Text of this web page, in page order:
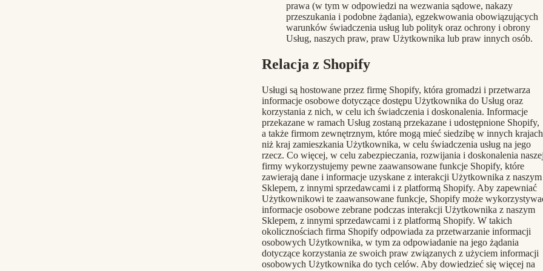
prawa (w tym w odpowiedzi na wezwania sądowe, nakazy
przeszukania i podobne żądania), egzekwowania obowiązujących
warunków świadczenia usług lub polityk oraz ochrony i obrony
Usług, naszych praw, praw Użytkownika lub praw innych osób.
Relacja z Shopify
Usługi są hostowane przez firmę Shopify, która gromadzi i przetwarza
informacje osobowe dotyczące dostępu Użytkownika do Usług oraz
korzystania z nich, w celu ich świadczenia i doskonalenia. Informacje
przekazane w ramach Usług zostaną przekazane i udostępnione Shopify,
a także firmom zewnętrznym, które mogą mieć siedzibę w innych krajach
niż kraj zamieszkania Użytkownika, w celu świadczenia usług na jego
rzecz. Co więcej, w celu zabezpieczania, rozwijania i doskonalenia
firmy wykorzystujemy pewne zaawansowane funkcje Shopify, które
zawierają dane i informacje uzyskane z interakcji Użytkownika z naszym
Sklepem, z innymi sprzedawcami i z platformą Shopify. Aby zapewniać
Użytkownikowi te zaawansowane funkcje, Shopify może
informacje osobowe zebrane podczas interakcji Użytkownika z naszym
Sklepem, z innymi sprzedawcami i z platformą Shopify. W takich
okolicznościach firma Shopify odpowiada za przetwarzanie informacji
osobowych Użytkownika, w tym za odpowiadanie na jego żądania
dotyczące korzystania ze swoich praw związanych z użyciem informacji
osobowych Użytkownika do tych celów. Aby dowiedzieć się więcej na